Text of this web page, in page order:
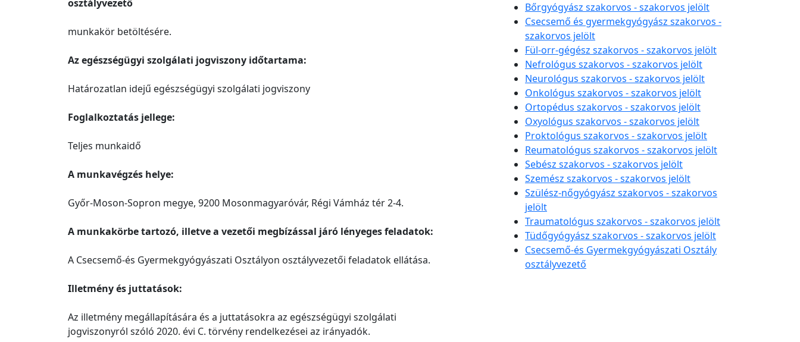
osztályvezető
munkakör betöltésére.
Az egészségügyi szolgálati jogviszony időtartama:
Határozatlan idejű egészségügyi szolgálati jogviszony
Foglalkoztatás jellege:
Teljes munkaidő
A munkavégzés helye:
Győr-Moson-Sopron megye, 9200 Mosonmagyaróvár, Régi Vámház tér 2-4.
A munkakörbe tartozó, illetve a vezetői megbízással járó lényeges feladatok:
A Csecsemő-és Gyermekgyógyászati Osztályon osztályvezetői feladatok ellátása.
Illetmény és juttatások:
Az illetmény megállapítására és a juttatásokra az egészségügyi szolgálati
jogviszonyról szóló 2020. évi C. törvény rendelkezései az irányadók.
Bőrgyógyász szakorvos - szakorvos jelölt
Csecsemő és gyermekgyógyász szakorvos -
szakorvos jelölt
Fül-orr-gégész szakorvos - szakorvos jelölt
Nefrológus szakorvos - szakorvos jelölt
Neurológus szakorvos - szakorvos jelölt
Onkológus szakorvos - szakorvos jelölt
Ortopédus szakorvos - szakorvos jelölt
Oxyológus szakorvos - szakorvos jelölt
Proktológus szakorvos - szakorvos jelölt
Reumatológus szakorvos - szakorvos jelölt
Sebész szakorvos - szakorvos jelölt
Szemész szakorvos - szakorvos jelölt
Szülész-nőgyógyász szakorvos - szakorvos
jelölt
Traumatológus szakorvos - szakorvos jelölt
Tüdőgyógyász szakorvos - szakorvos jelölt
Csecsemő-és Gyermekgyógyászati Osztály
osztályvezető